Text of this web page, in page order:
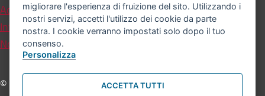
Accessibilità
Carta dei valori
Informativa sul trattamento dei dati personali
Note legali
© Comune di Bologna. Tutti i diritti riservati.
migliorare l'esperienza di fruizione del sito. Utilizzando i
nostri servizi, accetti l'utilizzo dei cookie da parte
nostra. I cookie verranno impostati solo dopo il tuo
consenso.
Personalizza
ACCETTA TUTTI